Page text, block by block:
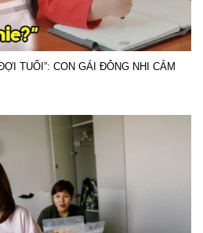
TUỔI”: CON GÁI ĐÔNG NHI CẢM